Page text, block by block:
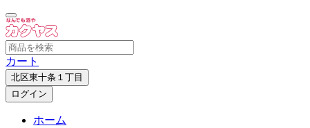
カート
北区東十条１丁目
ログイン
ホーム